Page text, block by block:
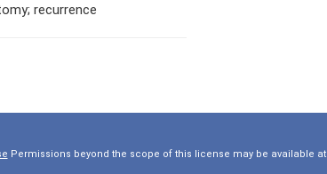
recurrence
Permissions beyond the scope of this license may be available at